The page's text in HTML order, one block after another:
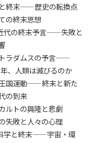
終末——歴史の転換点
の終末思想
代の終末予言——失敗と
ラダムスの予言——
、人類は滅びるのか
国運動——終末と新た
の到来
ルトの興隆と悲劇
失敗と人々の心理
学と終末——宇宙・環